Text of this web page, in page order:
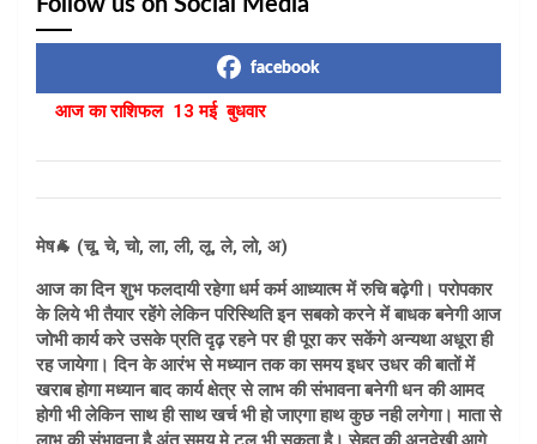
Follow us on Social Media
facebook
आज का राशिफल 13 मई बुधवार
मेष🐐 (चू, चे, चो, ला, ली, लू, ले, लो, अ)
आज का दिन शुभ फलदायी रहेगा धर्म कर्म आध्यात्म में रुचि बढ़ेगी। परोपकार
के लिये भी तैयार रहेंगे लेकिन परिस्थिति इन सबको करने में बाधक बनेगी आज
जोभी कार्य करे उसके प्रति दृढ़ रहने पर ही पूरा कर सकेंगे अन्यथा अधूरा ही
रह जायेगा। दिन के आरंभ से मध्यान तक का समय इधर उधर की बातों में
खराब होगा मध्यान बाद कार्य क्षेत्र से लाभ की संभावना बनेगी धन की आमद
होगी भी लेकिन साथ ही साथ खर्च भी हो जाएगा हाथ कुछ नही लगेगा। माता से